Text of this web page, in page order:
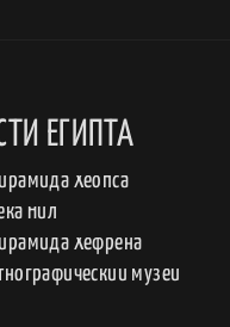
ЕГИПТА